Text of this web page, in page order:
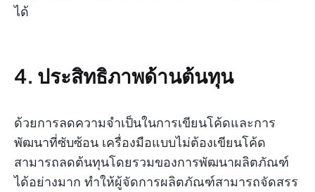
ได้
4. ประสิทธิภาพด้านต้นทุน
ด้วยการลดความจำเป็นในการเขียนโค้ดและการ
พัฒนาที่ซับซ้อน เครื่องมือแบบไม่ต้องเขียนโค้ด
สามารถลดต้นทุนโดยรวมของการพัฒนาผลิตภัณฑ์
ได้อย่างมาก ทำให้ผู้จัดการผลิตภัณฑ์สามารถจัดสรร